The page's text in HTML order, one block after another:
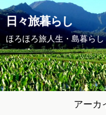
日々旅暮らし
ほろほろ旅人生・島暮らし
アーカ